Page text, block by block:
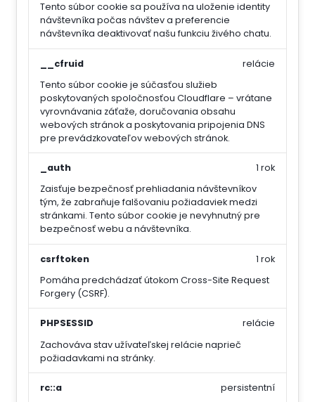
Tento súbor cookie sa používa na uloženie identity
návštevníka počas návštev a preferencie
návštevníka deaktivovať našu funkciu živého chatu.
__cfruid
Tento súbor cookie je súčasťou služieb
poskytovaných spoločnosťou Cloudflare – vrátane
vyrovnávania záťaže, doručovania obsahu
webových stránok a poskytovania pripojenia DNS
pre prevádzkovateľov webových stránok.
relácie
_auth
Zaisťuje bezpečnosť prehliadania návštevníkov
tým, že zabraňuje falšovaniu požiadaviek medzi
stránkami. Tento súbor cookie je nevyhnutný pre
bezpečnosť webu a návštevníka.
1 rok
csrftoken
Pomáha predchádzať útokom Cross-Site Request
Forgery (CSRF).
1 rok
PHPSESSID
Zachováva stav užívateľskej relácie naprieč
požiadavkami na stránky.
relácie
rc::a
persistentní